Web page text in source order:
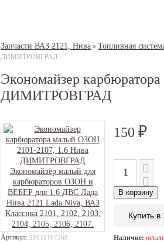
Запчасти ВАЗ 2121, Нива » Топливная
ДИМИТРОВГРАД
Экономайзер
ДИМИТРОВГРАД
Артикул: 21011107268
150 ₽
В корзину
Купить в
Наличие: